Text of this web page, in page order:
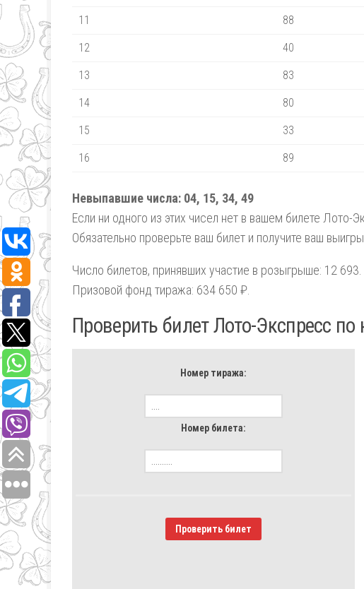
11 88
12 40
13 83
14 80
15 33
16 89
Невыпавшие числа: 04, 15, 34, 49
Если ни одного из этих чисел нет в вашем билете Лото-
Обязательно проверьте ваш билет и получите ваш
Число билетов, принявших участие в розыгрыше: 12 693.
Призовой фонд тиража: 634 650 ₽.
Проверить билет Лото-Экспресс по
Номер тиража:
Номер билета:
Проверить билет